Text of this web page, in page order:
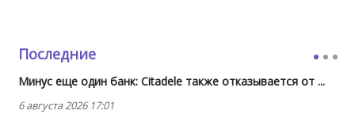
Последние
Минус еще один банк: Citadele также отказывается от ...
6 августа 2026 17:01